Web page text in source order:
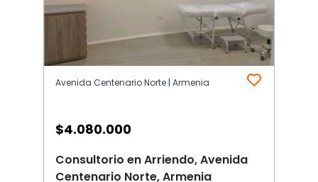
Avenida Centenario Norte | Armenia
$4.080.000
Consultorio en Arriendo, Avenida
Centenario Norte, Armenia